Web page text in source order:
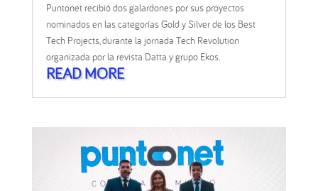
Puntonet recibió dos galardones por sus proyectos
nominados en las categorías Gold y Silver de los Best
Tech Projects, durante la jornada Tech Revolution
organizada por la revista Datta y grupo Ekos.
READ MORE